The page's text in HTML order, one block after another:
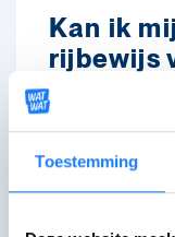
Toestemming
Kan ik
rijbewijs
Nee
Je kan wel
(18